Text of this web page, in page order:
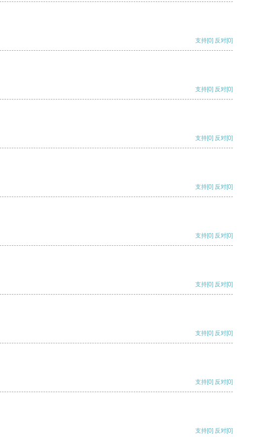
支持[0] 反对[0]
支持[0] 反对[0]
支持[0] 反对[0]
支持[0] 反对[0]
支持[0] 反对[0]
支持[0] 反对[0]
支持[0] 反对[0]
支持[0] 反对[0]
支持[0] 反对[0]